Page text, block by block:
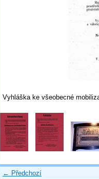
Vyhláška ke všeobecné
← Předchozí